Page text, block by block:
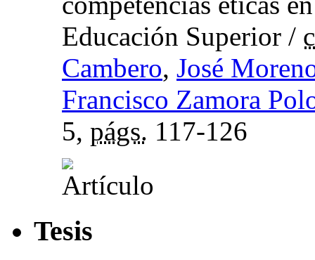
Educación Superior /
Cambero, José
Francisco Zamora
5, págs. 117-126
Tesis